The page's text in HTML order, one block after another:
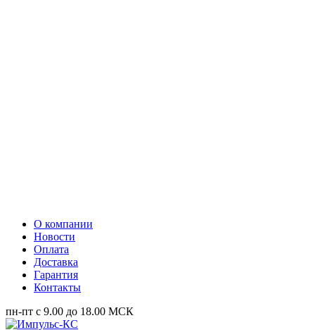
О компании
Новости
Оплата
Доставка
Гарантия
Контакты
пн-пт с 9.00 до 18.00 МСК